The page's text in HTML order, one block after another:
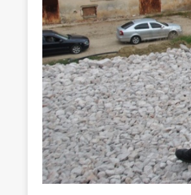
[ 4 Αυγούστου 2026 ] Η
[ 4 Αυγούστου 2026 ] Τα
[ 4 Αυγούστου 2026 ]
[ 4 Αυγούστου 2026 ]
[ 4 Αυγούστου 2026 ] Ο
δικτάτορας
ΕΠΙΛΟΓΕΣ
[ 3 Αυγούστου 2026 ] Η
[ 3 Αυγούστου 2026 ] ΠΑΣΟΚ
των δύο κομμάτων και όχι
[ 3 Αυγούστου 2026 ] Η